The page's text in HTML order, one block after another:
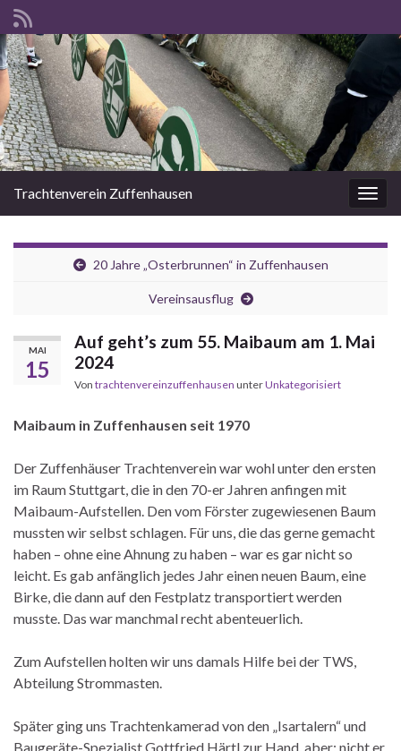
Trachtenverein Zuffenhausen
20 Jahre „Osterbrunnen“ in Zuffenhausen
Vereinsausflug
MAI
15
Auf geht’s zum 55. Maibaum am 1. Mai
2024
Von trachtenvereinzuffenhausen unterUnkategorisiert
Maibaum in Zuffenhausen seit 1970
Der Zuffenhäuser Trachtenverein war wohl unter den ersten
im Raum Stuttgart, die in den 70-er Jahren anfingen mit
Maibaum-Aufstellen. Den vom Förster zugewiesenen Baum
mussten wir selbst schlagen. Für uns, die das gerne gemacht
haben – ohne eine Ahnung zu haben – war es gar nicht so
leicht. Es gab anfänglich jedes Jahr einen neuen Baum, eine
Birke, die dann auf den Festplatz transportiert werden
musste. Das war manchmal recht abenteuerlich.
Zum Aufstellen holten wir uns damals Hilfe bei der TWS,
Abteilung Strommasten.
Später ging uns Trachtenkamerad von den „Isartalern“ und
Baugeräte-Spezialist Gottfried Härtl zur Hand, aber: nicht er